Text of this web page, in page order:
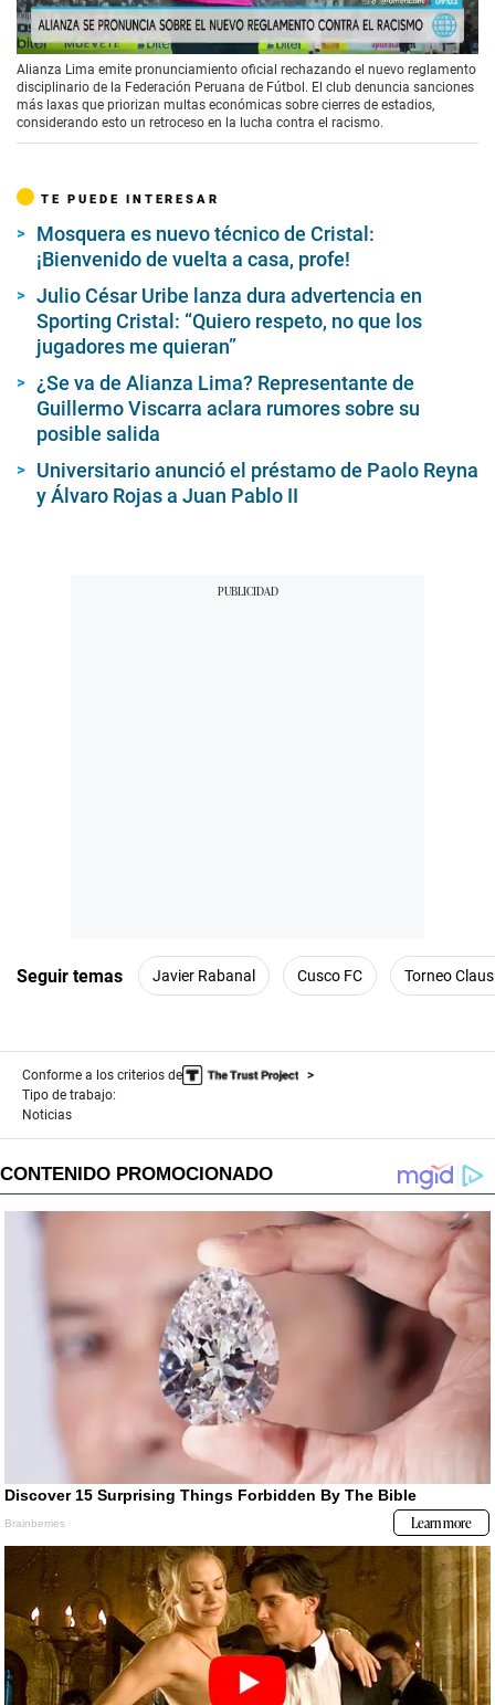
00:00/01:21
Alianza Lima emite pronunciamiento oficial rechazando el nuevo reglamento
disciplinario de la Federación Peruana de Fútbol. El club denuncia sanciones
más laxas que priorizan multas económicas sobre cierres de estadios,
considerando esto un retroceso en la lucha contra el racismo.
TE PUEDE INTERESAR
Mosquera es nuevo técnico de Cristal:
¡Bienvenido de vuelta a casa, profe!
Julio César Uribe lanza dura advertencia en
Sporting Cristal: “Quiero respeto, no que los
jugadores me quieran”
¿Se va de Alianza Lima? Representante de
Guillermo Viscarra aclara rumores sobre su
posible salida
Universitario anunció el préstamo de Paolo Reyna
y Álvaro Rojas a Juan Pablo II
Seguir temas Javier Rabanal Cusco FC Torneo
Conforme a los criterios de
Tipo de trabajo:
Noticias